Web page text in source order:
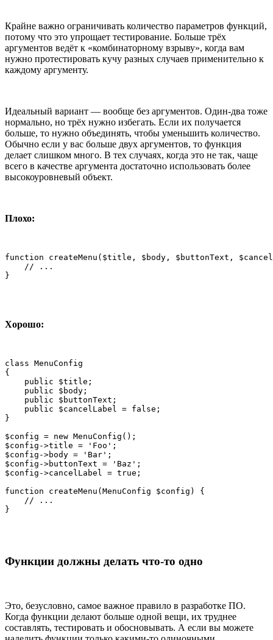
Крайне важно ограничивать количество параметров функций,
потому что это упрощает тестирование. Больше трёх
аргументов ведёт к «комбинаторному взрыву», когда вам
нужно протестировать кучу разных случаев применительно к
каждому аргументу.
Идеальный вариант — вообще без аргументов. Один-два тоже
нормально, но трёх нужно избегать. Если их получается
больше, то нужно объединять, чтобы уменьшить количество.
Обычно если у вас больше двух аргументов, то функция
делает слишком много. В тех случаях, когда это не так, чаще
всего в качестве аргумента достаточно использовать более
высокоуровневый объект.
Плохо:
function createMenu($title, $body, $buttonText,
    // ...
}
Хорошо:
class MenuConfig
{
    public $title;
    public $body;
    public $buttonText;
    public $cancelLabel = false;
}
$config = new MenuConfig();
$config->title = 'Foo';
$config->body = 'Bar';
$config->buttonText = 'Baz';
$config->cancelLabel = true;
function createMenu(MenuConfig $config) {
    // ...
}
Функции должны делать что-то одно
Это, безусловно, самое важное правило в разработке ПО.
Когда функции делают больше одной вещи, их труднее
составлять, тестировать и обосновывать. А если вы можете